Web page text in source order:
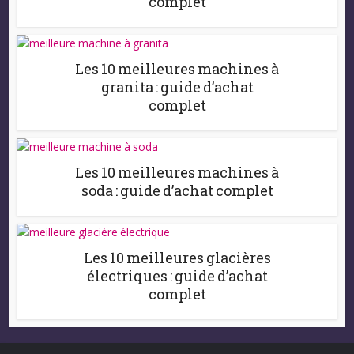
Les 10 meilleures machines à
granita : guide d’achat
complet
Les 10 meilleures machines à
soda : guide d’achat complet
Les 10 meilleures glacières
électriques : guide d’achat
complet